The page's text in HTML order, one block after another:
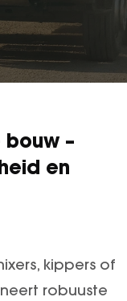
–
en
kippers of
robuuste